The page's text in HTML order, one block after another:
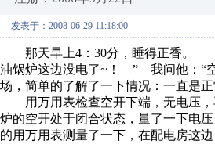
发表于：2008-06-29 11:18:00
那天早上4：30分，睡得正香。 电
油锅炉这边没电了~！ ” 我问他：“
场，简单的了解了一下情况：一直
用万用表检查空开下端，无电压，
炉的空开处于闭合状态，量了一下
的用万用表测量了一下，在配电房这